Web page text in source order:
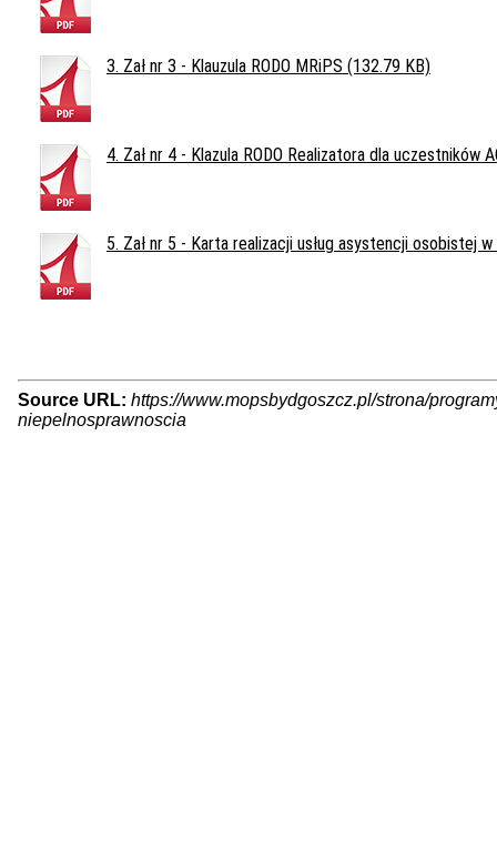
3. Zał nr 3 - Klauzula RODO MRiPS (132.79 KB)
4. Zał nr 4 - Klazula RODO Realizatora dla uczestników
5. Zał nr 5 - Karta realizacji usług asystencji osobistej
Source URL: https://www.mopsbydgoszcz.pl/strona/
niepelnosprawnoscia